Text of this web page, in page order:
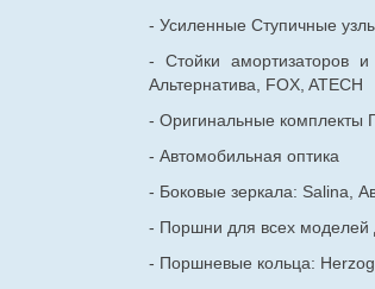
- Усиленные Ступичные
- Стойки амортизаторов
Альтернатива, FOX, ATECH
- Оригинальные комплекты
- Автомобильная оптика
- Боковые зеркала: Salina,
- Поршни для всех моделей
- Поршневые кольца: